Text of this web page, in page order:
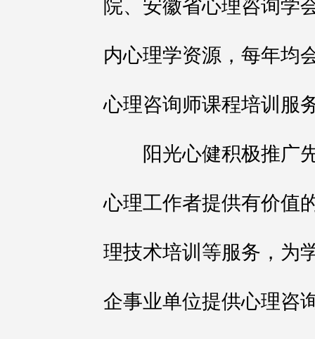
院、安徽省心理咨询学
内心理学资源，每年均
心理咨询师课程培训服
阳光心健积极推广先
心理工作者提供有价值
理技术培训等服务，为
企事业单位提供心理咨